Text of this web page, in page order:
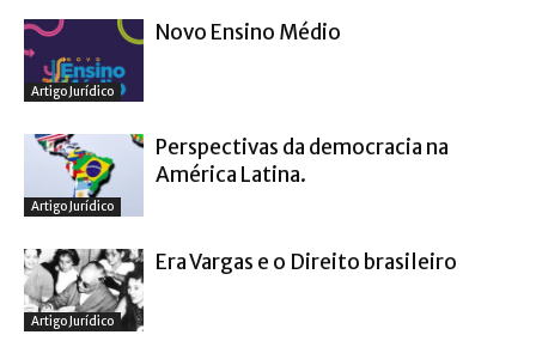
Artigo Jurídico
Novo Ensino Médio
Artigo Jurídico
Perspectivas da democracia na
América Latina.
Artigo Jurídico
Era Vargas e o Direito brasileiro